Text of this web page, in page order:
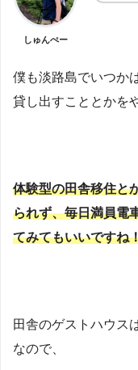
しゅんぺー
僕も淡路島でいつか
貸し出すこととかを
体験型の田舎移住と
られず、毎日満員電
てみてもいいですね
田舎のゲストハウス
なので、